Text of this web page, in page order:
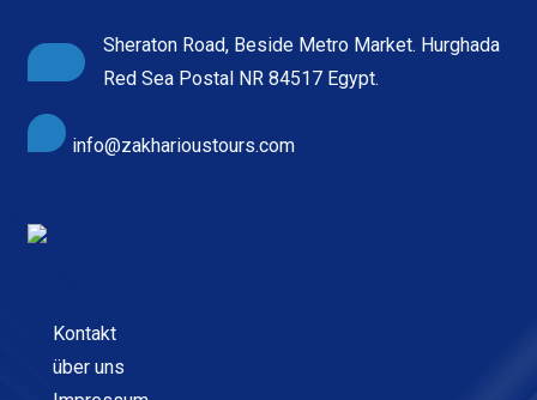
Sheraton Road, Beside Metro Market. Hurghada
Red Sea Postal NR 84517 Egypt.
info@zakharioustours.com
Kontakt
über uns